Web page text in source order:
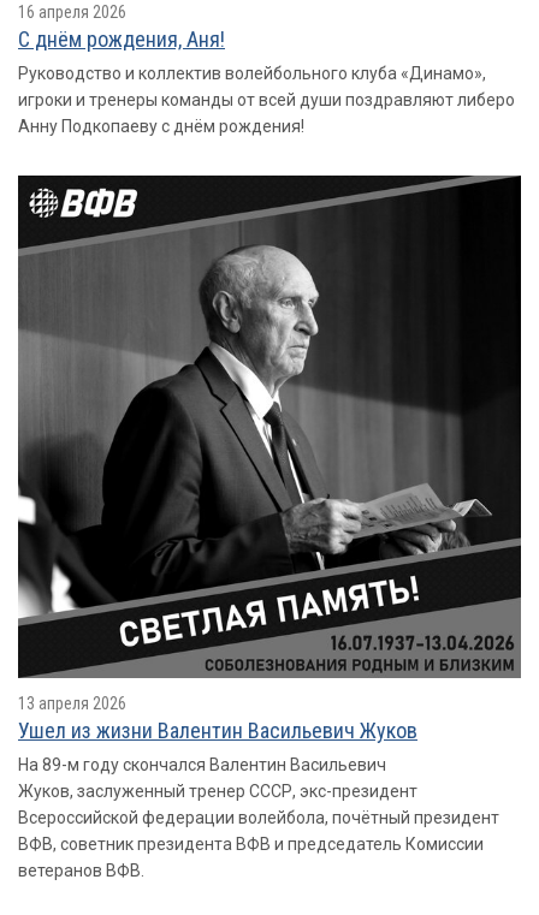
16 апреля 2026
С днём рождения, Аня!
Руководство и коллектив волейбольного клуба «Динамо»,
игроки и тренеры команды от всей души поздравляют либеро
Анну Подкопаеву с днём рождения!
13 апреля 2026
Ушел из жизни Валентин Васильевич Жуков
На 89-м году скончался Валентин Васильевич
Жуков, заслуженный тренер СССР, экс-президент
Всероссийской федерации волейбола, почётный президент
ВФВ, советник президента ВФВ и председатель Комиссии
ветеранов ВФВ.